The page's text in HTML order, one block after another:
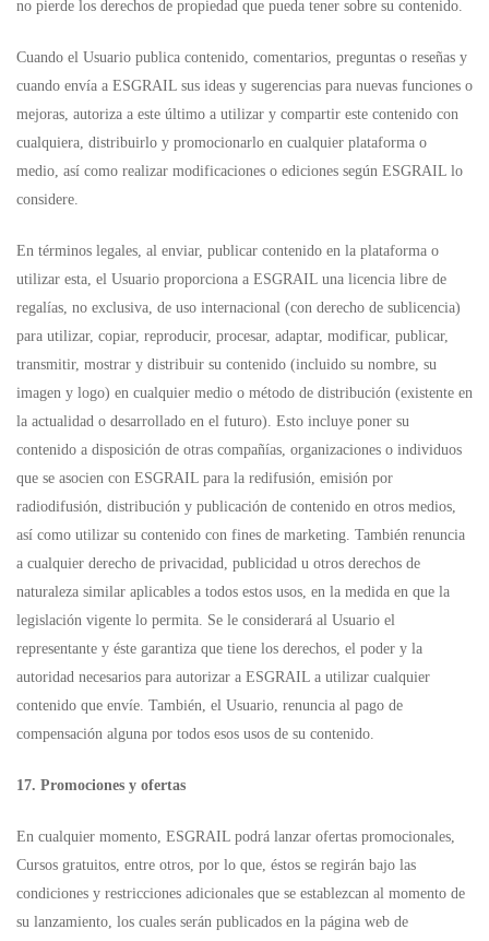
no pierde los derechos de propiedad que pueda tener sobre su contenido.
Cuando el Usuario publica contenido, comentarios, preguntas o reseñas y
cuando envía a ESGRAIL sus ideas y sugerencias para nuevas funciones o
mejoras, autoriza a este último a utilizar y compartir este contenido con
cualquiera, distribuirlo y promocionarlo en cualquier plataforma o
medio, así como realizar modificaciones o ediciones según ESGRAIL lo
considere.
En términos legales, al enviar, publicar contenido en la plataforma o
utilizar esta, el Usuario proporciona a ESGRAIL una licencia libre de
regalías, no exclusiva, de uso internacional (con derecho de sublicencia)
para utilizar, copiar, reproducir, procesar, adaptar, modificar, publicar,
transmitir, mostrar y distribuir su contenido (incluido su nombre, su
imagen y logo) en cualquier medio o método de distribución (existente en
la actualidad o desarrollado en el futuro). Esto incluye poner su
contenido a disposición de otras compañías, organizaciones o individuos
que se asocien con ESGRAIL para la redifusión, emisión por
radiodifusión, distribución y publicación de contenido en otros medios,
así como utilizar su contenido con fines de marketing. También renuncia
a cualquier derecho de privacidad, publicidad u otros derechos de
naturaleza similar aplicables a todos estos usos, en la medida en que la
legislación vigente lo permita. Se le considerará al Usuario el
representante y éste garantiza que tiene los derechos, el poder y la
autoridad necesarios para autorizar a ESGRAIL a utilizar cualquier
contenido que envíe. También, el Usuario, renuncia al pago de
compensación alguna por todos esos usos de su contenido.
17. Promociones y ofertas
En cualquier momento, ESGRAIL podrá lanzar ofertas promocionales,
Cursos gratuitos, entre otros, por lo que, éstos se regirán bajo las
condiciones y restricciones adicionales que se establezcan al momento de
su lanzamiento, los cuales serán publicados en la página web de